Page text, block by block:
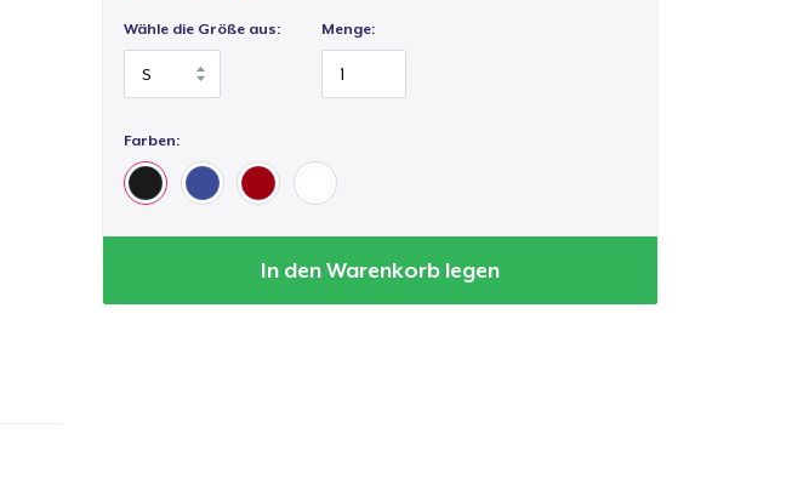
Wähle die Größe aus: Menge:
Farben:
In den Warenkorb legen